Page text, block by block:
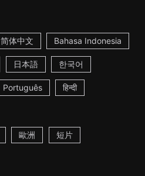
简体中文 Bahasa Indonesia
日本語 한국어
Português हिन्दी
歐洲 短片